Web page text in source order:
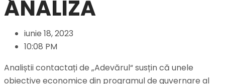
ANALIZĂ
iunie 18, 2023
10:08 PM
Analiștii contactați de „Adevărul“ susțin că unele
obiective economice din programul de guvernare al